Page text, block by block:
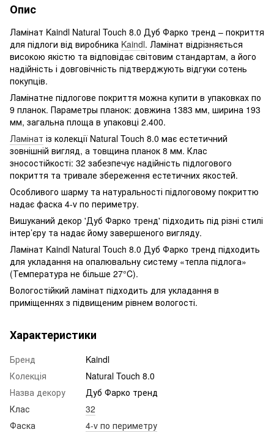
Опис
Ламінат Kaindl Natural Touch 8.0 Дуб Фарко тренд – покриття
для підлоги від виробника Kaindl. Ламінат відрізняється
високою якістю та відповідає світовим стандартам, а його
надійність і довговічність підтверджують відгуки сотень
покупців.
Ламінатне підлогове покриття можна купити в упаковках по
9 планок. Параметры планок: довжина 1383 мм, ширина 193
мм, загальна площа в упаковці 2.400.
Ламінат із колекції Natural Touch 8.0 має естетичний
зовнішній вигляд, а товщина планок 8 мм. Клас
зносостійкості: 32 забезпечує надійність підлогового
покриття та тривале збереження естетичних якостей.
Особливого шарму та натуральності підлоговому покриттю
надає фаска 4-v по периметру.
Вишуканий декор 'Дуб Фарко тренд' підходить під різні стилі
інтер’єру та надає йому завершеного вигляду.
Ламінат Kaindl Natural Touch 8.0 Дуб Фарко тренд підходить
для укладання на опалювальну систему «тепла підлога»
(Температура не більше 27°C).
Вологостійкий ламінат підходить для укладання в
приміщеннях з підвищеним рівнем вологості.
Характеристики
Бренд
Kaindl
Колекція
Natural Touch 8.0
Назва декору
Дуб Фарко тренд
Клас
32
Фаска
4-v по периметру